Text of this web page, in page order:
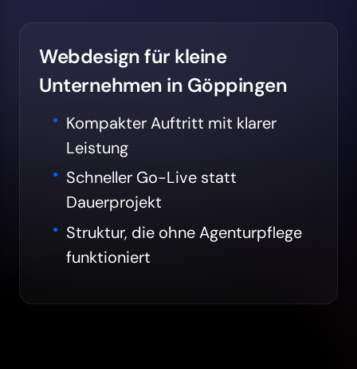
Webdesign für kleine
Unternehmen in Göppingen
Kompakter Auftritt mit klarer
Leistung
Schneller Go-Live statt
Dauerprojekt
Struktur, die ohne Agenturpflege
funktioniert